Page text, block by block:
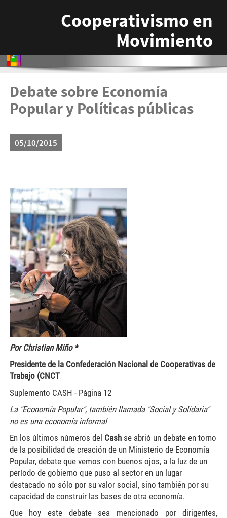
Cooperativismo en
Movimiento
Debate sobre Economía
Popular y Políticas públicas
05/10/2015
cs04fo01.jpg
Por Christian Miño *
Presidente de la Confederación Nacional de Cooperativas de
Trabajo (CNCT
Suplemento CASH - Página 12
La "Economía Popular", también llamada "Social y Solidaria"
no es una economía informal
En los últimos números del Cashse abrió un debate en torno
de la posibilidad de creación de un Ministerio de Economía
Popular, debate que vemos con buenos ojos, a la luz de un
período de gobierno que puso al sector en un lugar
destacado no sólo por su valor social, sino también por su
capacidad de construir las bases de otra economía.
Que hoy este debate sea mencionado por dirigentes,